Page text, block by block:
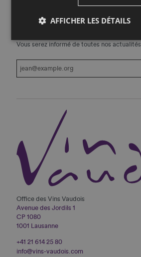
Vous serez informé de toutes nos actualités
Office des Vins Vaudois
Avenue des Jordils 1
CP 1080
1001 Lausanne
+41 21 614 25 80
info@vins-vaudois.com
AFFICHER LES DÉTAILS